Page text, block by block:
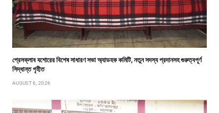
প্রেসক্লাব যশোরের বিশেষ সাধারণ সভা অ্যাডহক কমিটি, নতুন সদস্য প্রদানসহ গুরুত্বপূর্ণ
সিদ্ধান্ত গৃহীত
AUGUST 6, 2026